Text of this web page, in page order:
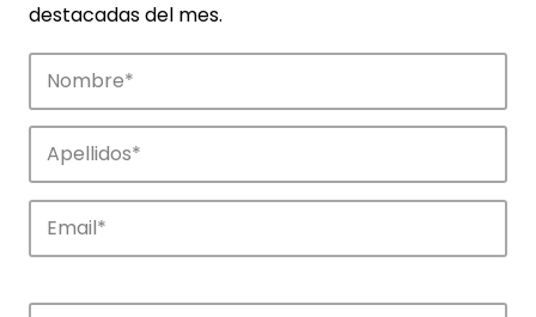
Empresas
Descubre las empresas que impulsan la
innovación en los parques de APTE.
destacadas del mes.